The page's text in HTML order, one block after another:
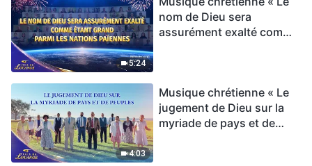
5:24
nom de Dieu sera
assurément exalté comme
2026
4:03
Musique chrétienne « Le
jugement de Dieu sur la
myriade de pays et de